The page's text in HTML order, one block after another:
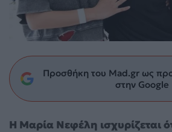
Προσθήκη του Mad.gr ως
στην Google
Η Μαρία Νεφέλη ισχυρίζεται